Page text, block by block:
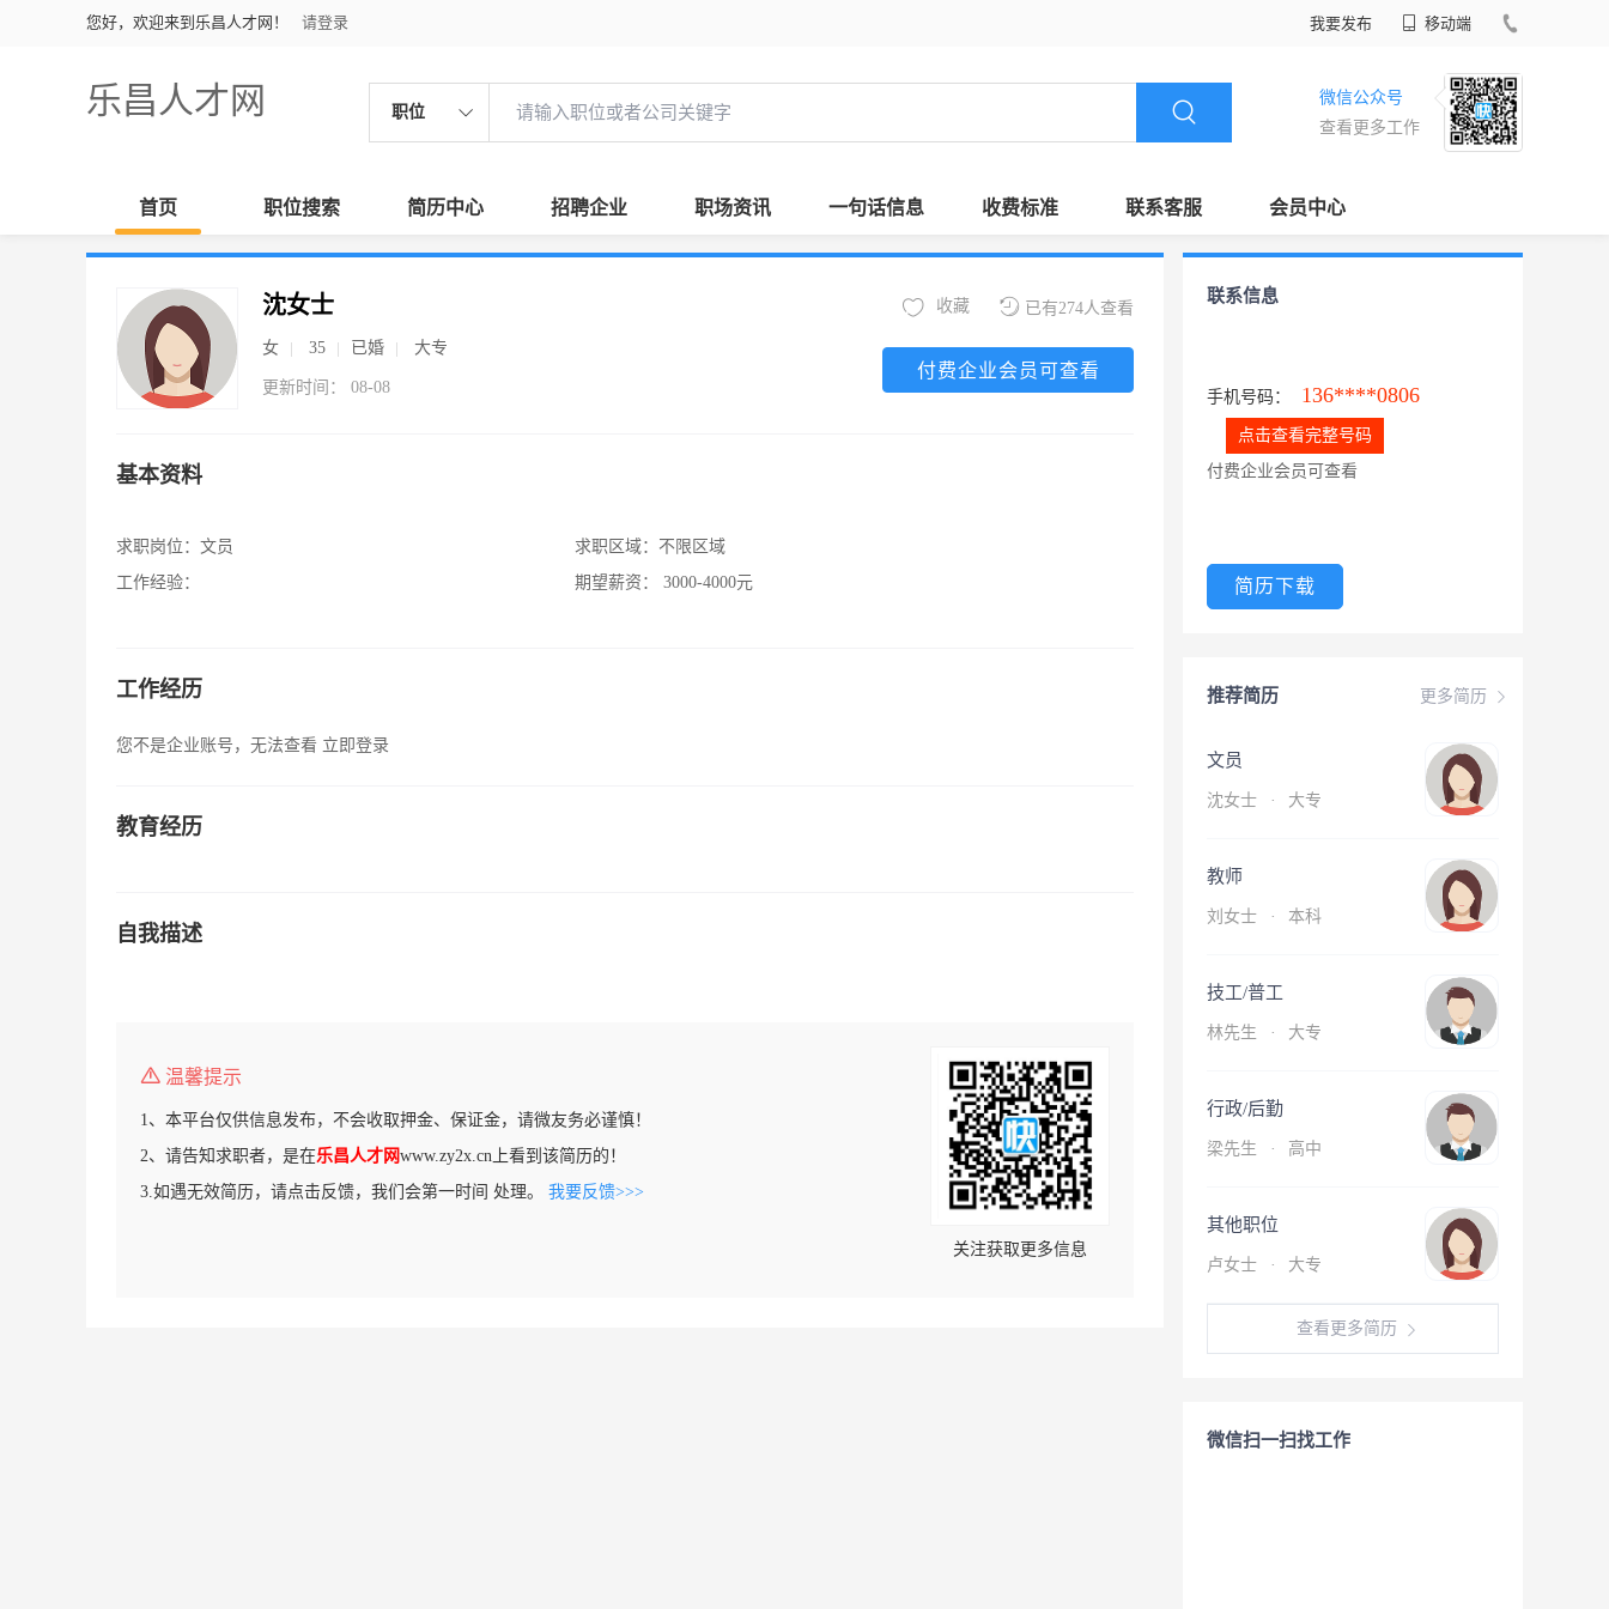
您好，欢迎来到乐昌人才网！ 请登录 我要发布 移动端
乐昌人才网 职位
微信公众号
查看更多工作
首页 职位搜索 简历中心 招聘企业 职场资讯 一句话信息 收费标准 联系客服 会员中心
沈女士
女 35 已婚 大专
更新时间： 08-08
已有274人查看
收藏
付费企业会员可查看
基本资料
求职岗位： 文员
工作经验：
求职区域： 不限区域
期望薪资：
3000-4000元
工作经历
您不是企业账号，无法查看 立即登录
教育经历
自我描述
温馨提示
1、本平台仅供信息发布，不会收取押金、保证金，请微友务必谨慎！
2、请告知求职者，是在乐昌人才网www.zy2x.cn上看到该简历的！
3.如遇无效简历，请点击反馈，我们会第一时间 处理。 我要反馈>>>
关注获取更多信息
联系信息
手机号码： 136****0806
点击查看完整号码
付费企业会员可查看
简历下载
更多简历
推荐简历
文员
沈女士 · 大专
教师
刘女士 · 本科
技工/普工
林先生 · 大专
行政/后勤
梁先生 · 高中
其他职位
卢女士 · 大专
查看更多简历
微信扫一扫找工作